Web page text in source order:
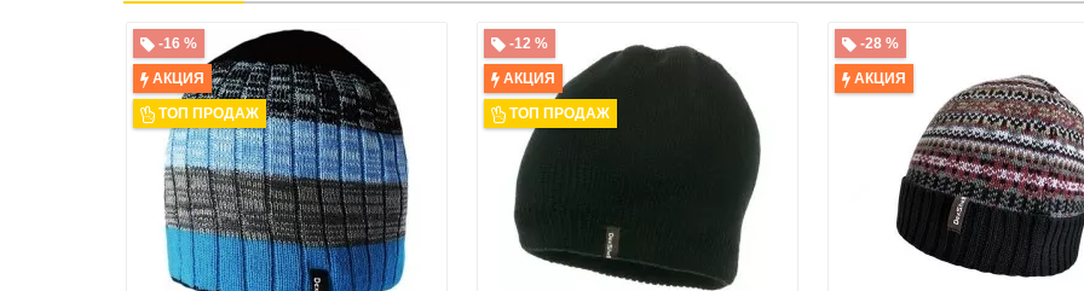
-16 %
АКЦИЯ
ТОП ПРОДАЖ
-12 %
АКЦИЯ
ТОП ПРОДАЖ
-28 %
АКЦИЯ